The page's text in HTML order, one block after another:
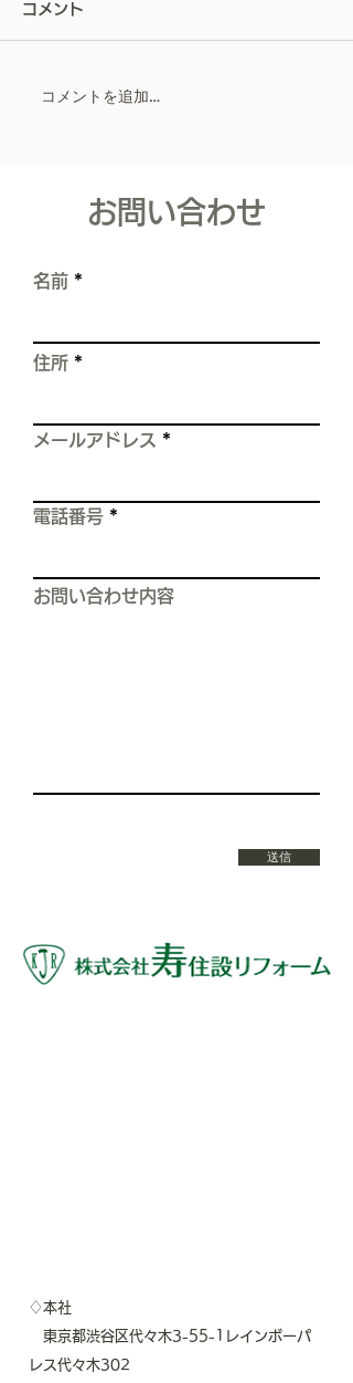
る理由ー
人としての裏話 ― こんにち
す。 長くなりますが、私の
職人としての経験をお話しし
屋根の塗装工事をしていた時
る、 住まいの中でとても重
――
コメント
コメントを追加…
​お問い合わせ
名前
住所
メールアドレス
電話番号
お問い合わせ内容
送信
♢本社
東京都渋谷区代々木3-55-1レインボーパ
レス代々木302